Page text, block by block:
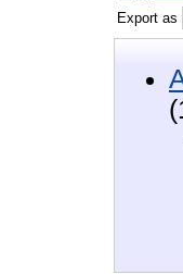
Export as